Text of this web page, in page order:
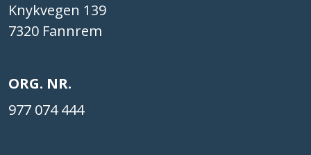
Knykvegen 139
7320 Fannrem
ORG. NR.
977 074 444